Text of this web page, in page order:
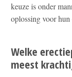
keuze is onder
oplossing voor
Welke
meest